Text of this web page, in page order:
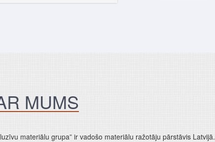
MUMS
materiālu grupa” ir vadošo materiālu ražotāju pārstāvis Latvijā.